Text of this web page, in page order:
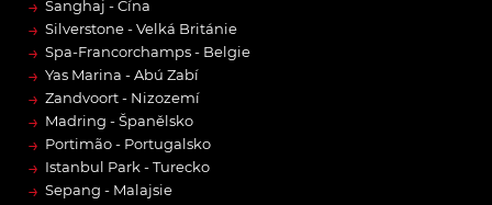
→ Šanghaj - Čína
→ Silverstone - Velká Británie
→ Spa-Francorchamps - Belgie
→ Yas Marina - Abú Zabí
→ Zandvoort - Nizozemí
→ Madring - Španělsko
→ Portimão - Portugalsko
→ Istanbul Park - Turecko
→ Sepang - Malajsie